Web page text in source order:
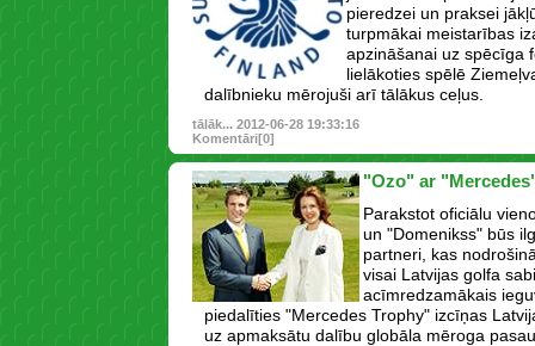
pieredzei un praksei
turpmākai meistarības
apzināšanai uz spēcīga
lielākoties spēlē
dalībnieku mērojuši arī tālākus ceļus.
tālāk... 2012-06-28 19:33:16
Komentāri[0]
"Ozo" ar
Parakstot oficiālu
un "Domenikss" būs
partneri, kas
visai Latvijas golfa
acīmredzamākais
piedalīties "Mercedes Trophy" izcīņas
uz apmaksātu dalību globāla mēroga